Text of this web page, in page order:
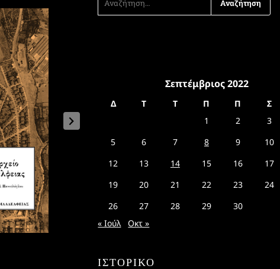
ΓΙΑ:
Σεπτέμβριος 2022
Δ Τ Τ Π Π Σ
1
2 3
5
6 7 8 9 10
12
13 14 15 16 17
19
20 21 22 23 24
26
27 28 29
30
« Ιούλ
Οκτ »
ΙΣΤΟΡΙΚΌ